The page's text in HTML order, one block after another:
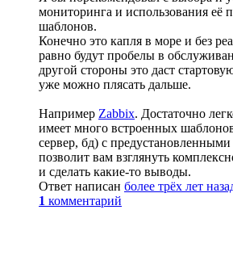
мониторинга и использования её
шаблонов.
Конечно это капля в море и без
равно будут пробелы в
другой стороны это даст
уже можно плясать дальше.
Например Zabbix. Достаточно
имеет много встроенных
сервер, бд) с
позволит вам взглянуть
и сделать какие-то выводы.
Ответ написан более трёх лет
1 комментарий